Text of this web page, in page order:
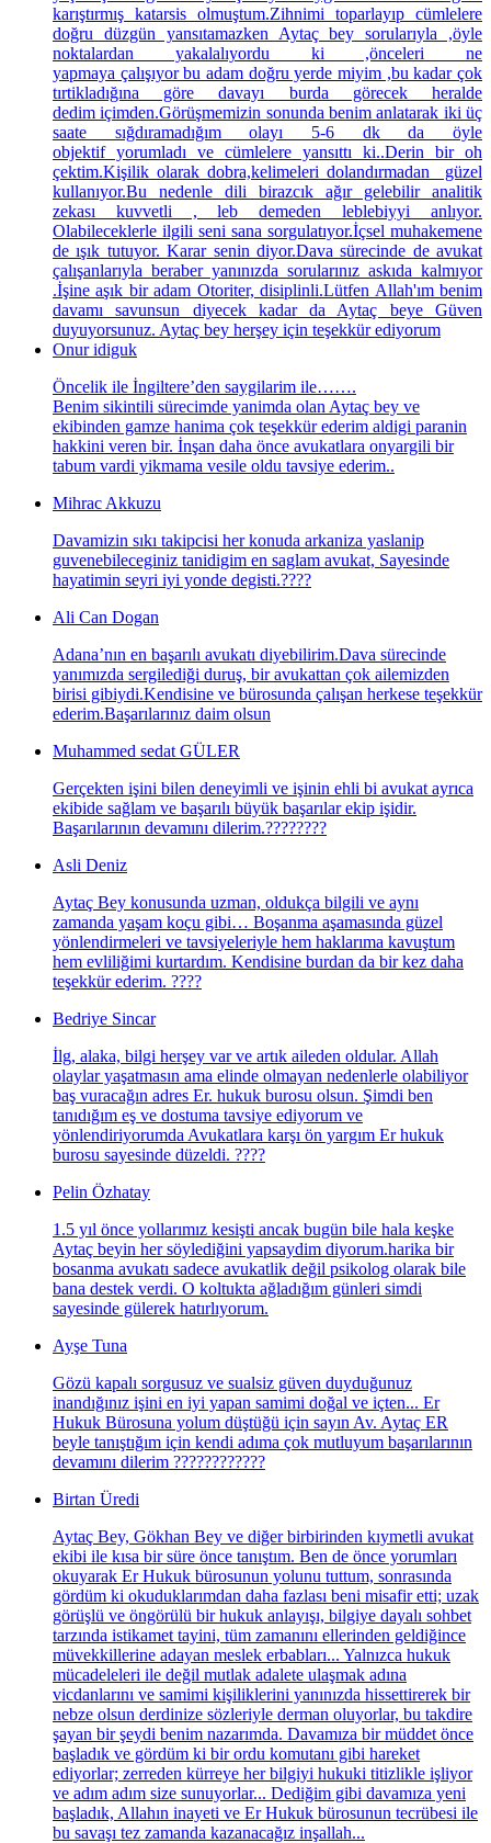
karıştırmış katarsis olmuştum.Zihnimi toparlayıp cümlelere
doğru düzgün yansıtamazken Aytaç bey sorularıyla ,öyle
noktalardan yakalalıyordu ki ,önceleri ne
yapmaya çalışıyor bu adam doğru yerde miyim ,bu kadar çok
tırtikladığına göre davayı burda görecek heralde
dedim içimden.Görüşmemizin sonunda benim anlatarak iki üç
saate sığdıramadığım olayı 5-6 dk da öyle
objektif yorumladı ve cümlelere yansıttı ki..Derin bir oh
çektim.Kişilik olarak dobra,kelimeleri dolandırmadan güzel
kullanıyor.Bu nedenle dili birazcık ağır gelebilir analitik
zekası kuvvetli , leb demeden leblebiyyi anlıyor.
Olabileceklerle ilgili seni sana sorgulatıyor.İçsel muhakemene
de ışık tutuyor. Karar senin diyor.Dava sürecinde de avukat
çalışanlarıyla beraber yanınızda sorularınız askıda kalmıyor
.İşine aşık bir adam Otoriter, disiplinli.Lütfen Allah'ım benim
davamı savunsun diyecek kadar da Aytaç beye Güven
duyuyorsunuz. Aytaç bey herşey için teşekkür ediyorum
Onur idiguk
Öncelik ile İngiltere’den saygilarim ile…….
Benim sikintili sürecimde yanimda olan Aytaç bey ve
ekibinden gamze hanima çok teşekkür ederim aldigi paranin
hakkini veren bir. İnşan daha önce avukatlara onyargili bir
tabum vardi yikmama vesile oldu tavsiye ederim..
Mihrac Akkuzu
Davamizin sıkı takipcisi her konuda arkaniza yaslanip
guvenebileceginiz tanidigim en saglam avukat, Sayesinde
hayatimin seyri iyi yonde degisti.????
Ali Can Dogan
Adana’nın en başarılı avukatı diyebilirim.Dava sürecinde
yanımızda sergilediği duruş, bir avukattan çok ailemizden
birisi gibiydi.Kendisine ve bürosunda çalışan herkese teşekkür
ederim.Başarılarınız daim olsun
Muhammed sedat GÜLER
Gerçekten işini bilen deneyimli ve işinin ehli bi avukat ayrıca
ekibide sağlam ve başarılı büyük başarılar ekip işidir.
Başarılarının devamını dilerim.????????
Asli Deniz
Aytaç Bey konusunda uzman, oldukça bilgili ve aynı
zamanda yaşam koçu gibi… Boşanma aşamasında güzel
yönlendirmeleri ve tavsiyeleriyle hem haklarıma kavuştum
hem evliliğimi kurtardım. Kendisine burdan da bir kez daha
teşekkür ederim. ????
Bedriye Sincar
İlg, alaka, bilgi herşey var ve artık aileden oldular. Allah
olaylar yaşatmasın ama elinde olmayan nedenlerle olabiliyor
baş vuracağın adres Er. hukuk burosu olsun. Şimdi ben
tanıdığım eş ve dostuma tavsiye ediyorum ve
yönlendiriyorumda Avukatlara karşı ön yargım Er hukuk
burosu sayesinde düzeldi. ????
Pelin Özhatay
1.5 yıl önce yollarımız kesişti ancak bugün bile hala keşke
Aytaç beyin her söylediğini yapsaydim diyorum.harika bir
bosanma avukatı sadece avukatlik değil psikolog olarak bile
bana destek verdi. O koltukta ağladığım günleri simdi
sayesinde gülerek hatırlıyorum.
Ayşe Tuna
Gözü kapalı sorgusuz ve sualsiz güven duyduğunuz
inandığınız işini en iyi yapan samimi doğal ve içten... Er
Hukuk Bürosuna yolum düştüğü için sayın Av. Aytaç ER
beyle tanıştığım için kendi adıma çok mutluyum başarılarının
devamını dilerim ????????????
Birtan Üredi
Aytaç Bey, Gökhan Bey ve diğer birbirinden kıymetli avukat
ekibi ile kısa bir süre önce tanıştım. Ben de önce yorumları
okuyarak Er Hukuk bürosunun yolunu tuttum, sonrasında
gördüm ki okuduklarımdan daha fazlası beni misafir etti; uzak
görüşlü ve öngörülü bir hukuk anlayışı, bilgiye dayalı sohbet
tarzında istikamet tayini, tüm zamanını ellerinden geldiğince
müvekkillerine adayan meslek erbabları... Yalnızca hukuk
mücadeleleri ile değil mutlak adalete ulaşmak adına
vicdanlarını ve samimi kişiliklerini yanınızda hissettirerek bir
nebze olsun derdinize sözleriyle derman oluyorlar, bu takdire
şayan bir şeydi benim nazarımda. Davamıza bir müddet önce
başladık ve gördüm ki bir ordu komutanı gibi hareket
ediyorlar; zerreden kürreye her bilgiyi hukuki titizlikle işliyor
ve adım adım size sunuyorlar... Dediğim gibi davamıza yeni
başladık, Allahın inayeti ve Er Hukuk bürosunun tecrübesi ile
bu savaşı tez zamanda kazanacağız inşallah...